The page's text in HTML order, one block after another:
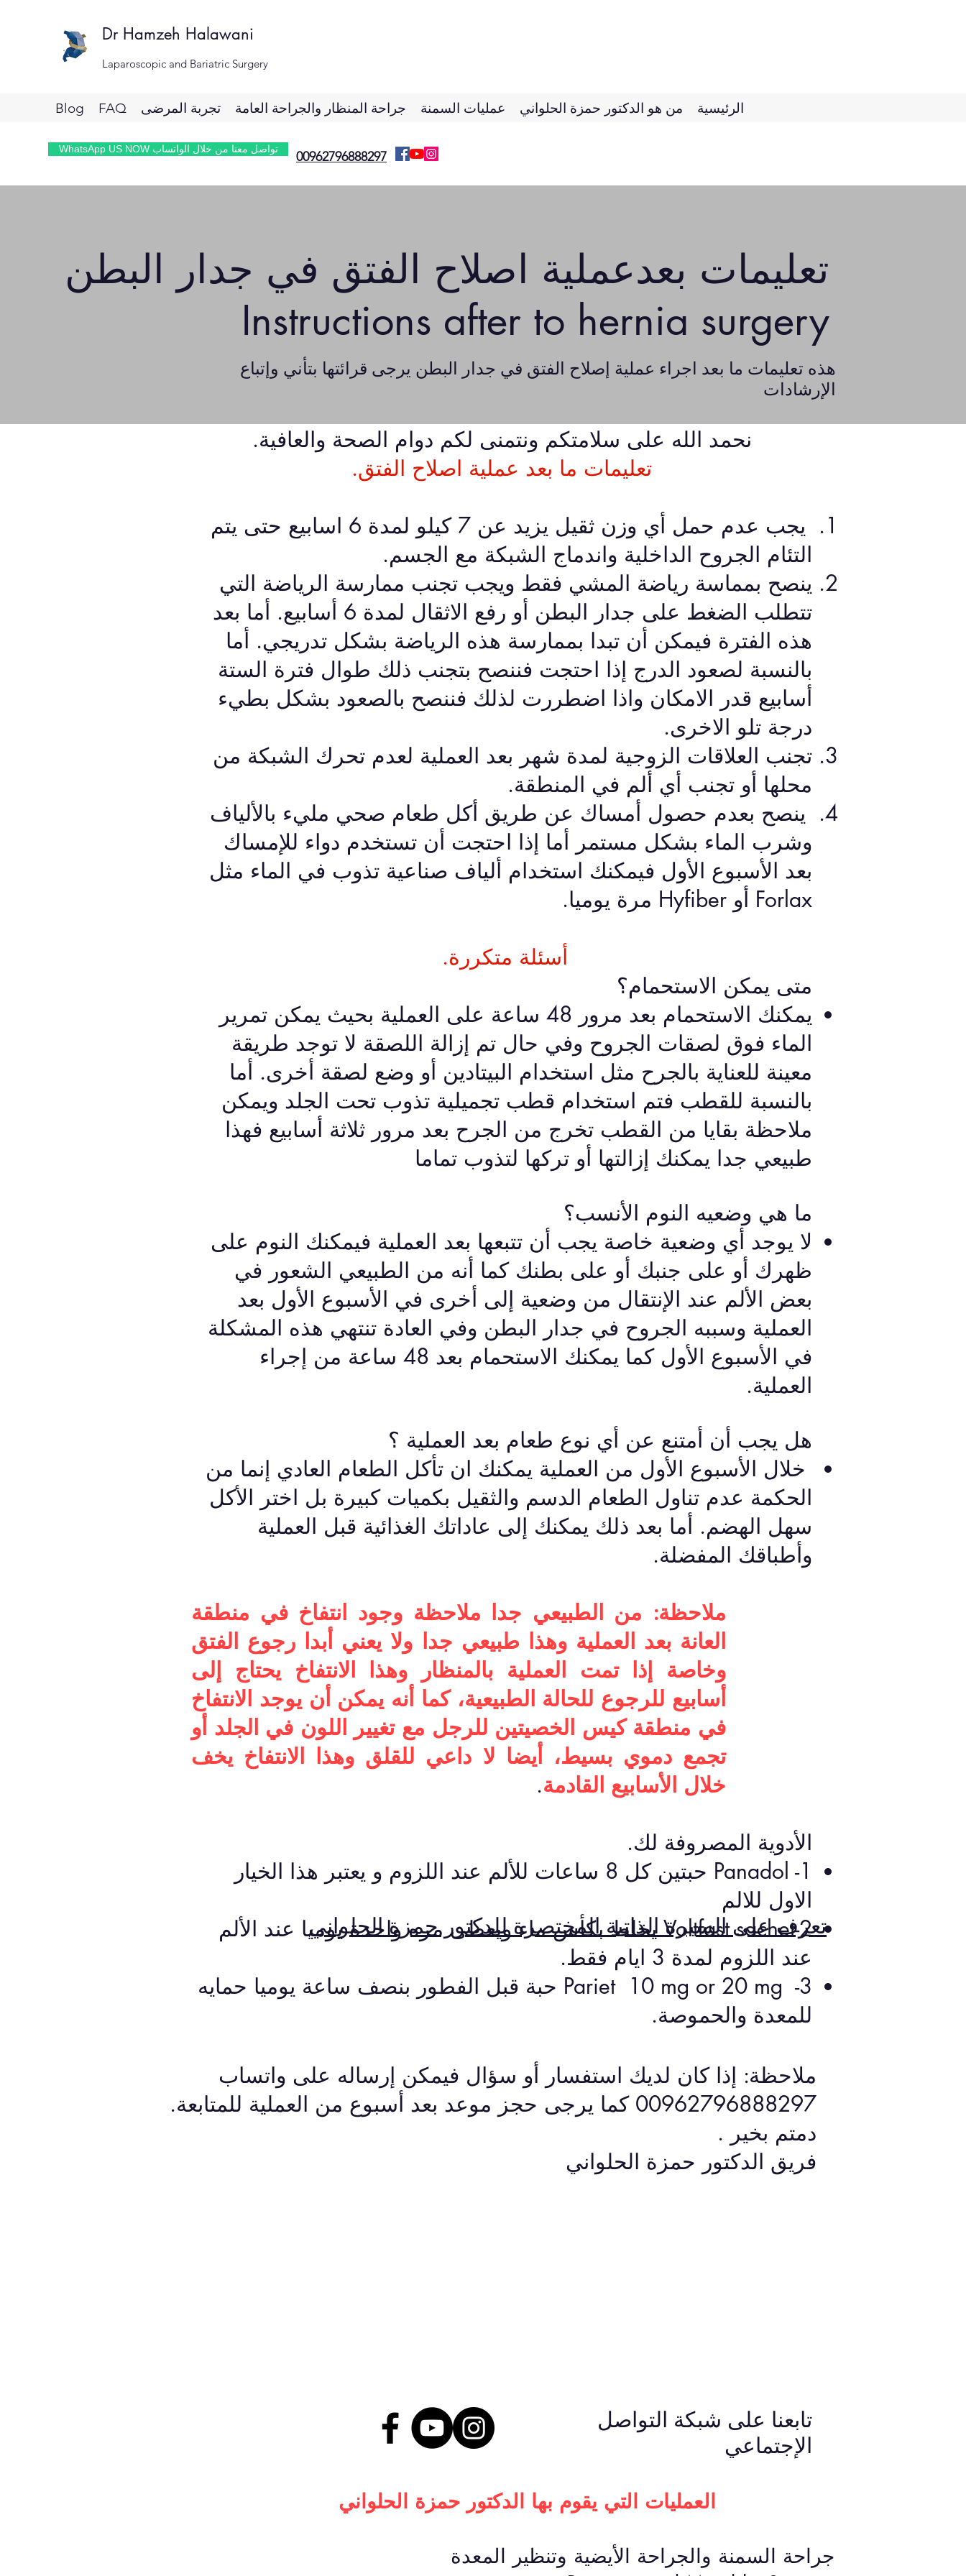
Dr Hamzeh Halawani
Laparoscopic and Bariatric Surgery
الرئيسية من هو الدكتور حمزة الحلواني عمليات السمنة جراحة المنظار والجراحة العامة تجربة المرضى FAQ
Blog
WhatsApp US NOW تواصل معنا من خلال الواتساب 00962796888297
تعليمات بعدعملية اصلاح الفتق في جدار البطن
Instructions after to hernia surgery
الإرشادات
نحمد الله على سلامتكم ونتمنى لكم دوام الصحة والعافية.
تعليمات ما بعد عملية اصلاح الفتق.
يجب عدم حمل أي وزن ثقيل يزيد عن 7 كيلو لمدة 6 اسابيع حتى يتم
التئام الجروح الداخلية واندماج الشبكة مع الجسم.
ينصح بمماسة رياضة المشي فقط ويجب تجنب ممارسة الرياضة التي
تتطلب الضغط على جدار البطن أو رفع الاثقال لمدة 6 أسابيع. أما بعد
هذه الفترة فيمكن أن تبدا بممارسة هذه الرياضة بشكل تدريجي. أما
بالنسبة لصعود الدرج إذا احتجت فننصح بتجنب ذلك طوال فترة الستة
أسابيع قدر الامكان واذا اضطررت لذلك فننصح بالصعود بشكل بطيء
درجة تلو الاخرى.
تجنب العلاقات الزوجية لمدة شهر بعد العملية لعدم تحرك الشبكة من
محلها أو تجنب أي ألم في المنطقة.
ينصح بعدم حصول أمساك عن طريق أكل طعام صحي مليء بالألياف
وشرب الماء بشكل مستمر أما إذا احتجت أن تستخدم دواء للإمساك
بعد الأسبوع الأول فيمكنك استخدام ألياف صناعية تذوب في الماء مثل
Forlax أو Hyfiber مرة يوميا.
أسئلة متكررة.
متى يمكن الاستحمام؟
يمكنك الاستحمام بعد مرور 48 ساعة على العملية بحيث يمكن تمرير
الماء فوق لصقات الجروح وفي حال تم إزالة اللصقة لا توجد طريقة
معينة للعناية بالجرح مثل استخدام البيتادين أو وضع لصقة أخرى. أما
بالنسبة للقطب فتم استخدام قطب تجميلية تذوب تحت الجلد ويمكن
ملاحظة بقايا من القطب تخرج من الجرح بعد مرور ثلاثة أسابيع فهذا
طبيعي جدا يمكنك إزالتها أو تركها لتذوب تماما
ما هي وضعيه النوم الأنسب؟
لا يوجد أي وضعية خاصة يجب أن تتبعها بعد العملية فيمكنك النوم على
ظهرك أو على جنبك أو على بطنك كما أنه من الطبيعي الشعور في
بعض الألم عند الإنتقال من وضعية إلى أخرى في الأسبوع الأول بعد
العملية وسببه الجروح في جدار البطن وفي العادة تنتهي هذه المشكلة
في الأسبوع الأول كما يمكنك الاستحمام بعد 48 ساعة من إجراء
العملية.
هل يجب أن أمتنع عن أي نوع طعام بعد العملية ؟
خلال الأسبوع الأول من العملية يمكنك ان تأكل الطعام العادي إنما من
الحكمة عدم تناول الطعام الدسم والثقيل بكميات كبيرة بل اختر الأكل
سهل الهضم. أما بعد ذلك يمكنك إلى عاداتك الغذائية قبل العملية
وأطباقك المفضلة.
ملاحظة: من الطبيعي جدا ملاحظة وجود انتفاخ في منطقة
العانة بعد العملية وهذا طبيعي جدا ولا يعني أبدا رجوع الفتق
وخاصة إذا تمت العملية بالمنظار وهذا الانتفاخ يحتاج إلى
أسابيع للرجوع للحالة الطبيعية، كما أنه يمكن أن يوجد الانتفاخ
في منطقة كيس الخصيتين للرجل مع تغيير اللون في الجلد أو
تجمع دموي بسيط، أيضا لا داعي للقلق وهذا الانتفاخ يخف
خلال الأسابيع القادمة.
الأدوية المصروفة لك.
1- Panadol حبتين كل 8 ساعات للألم عند اللزوم و يعتبر هذا الخيار
الاول للالم
2-Voltfast sachet يخلط بكأس ماء ويعطى مره واحدة يوميا عند الألم
عند اللزوم لمدة 3 ايام فقط.
3- Pariet 10 mg or 20 mg حبة قبل الفطور بنصف ساعة يوميا حمايه
للمعدة والحموصة.
ملاحظة: إذا كان لديك استفسار أو سؤال فيمكن إرساله على واتساب
00962796888297​ كما يرجى حجز موعد بعد أسبوع من العملية للمتابعة.
دمتم بخير .
فريق الدكتور حمزة الحلواني
تعرف على السيرة الذاتية المختصرة للدكتور حمزة الحلواني
تابعنا على شبكة التواصل
الإجتماعي
العمليات التي يقوم بها الدكتور حمزة الحلواني
جراحة السمنة والجراحة الأيضية وتنظير المعدة